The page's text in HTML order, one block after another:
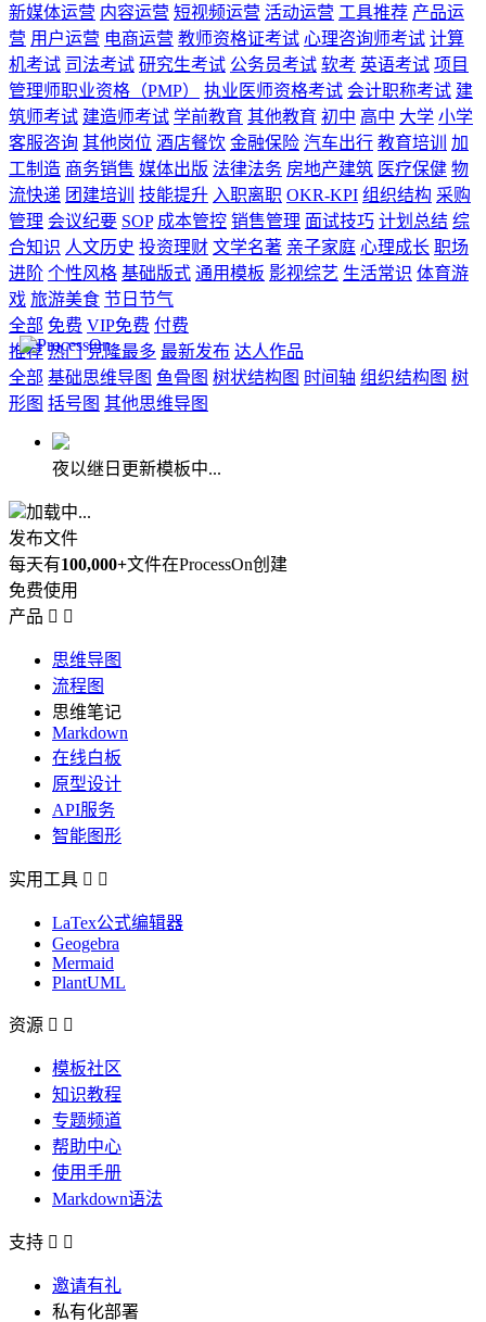
新媒体运营 内容运营 短视频运营 活动运营 工具推荐 产品运
营 用户运营 电商运营 教师资格证考试 心理咨询师考试 计算
机考试 司法考试 研究生考试 公务员考试 软考 英语考试 项目
管理师职业资格（PMP）
执业医师资格考试 会计职称考试 建
筑师考试 建造师考试 学前教育 其他教育 初中 高中 大学 小学
客服咨询 其他岗位 酒店餐饮 金融保险 汽车出行 教育培训
加
工制造 商务销售 媒体出版 法律法务 房地产建筑 医疗保健 物
流快递 团建培训 技能提升 入职离职 OKR-KPI 组织结构 采购
管理 会议纪要 SOP 成本管控 销售管理 面试技巧 计划总结 综
合知识 人文历史 投资理财 文学名著 亲子家庭 心理成长 职场
进阶 个性风格 基础版式 通用模板 影视综艺 生活常识 体育游
戏 旅游美食 节日节气
全部 免费 VIP免费 付费
推荐 热门 克隆最多 最新发布 达人作品
全部 基础思维导图 鱼骨图 树状结构图 时间轴 组织结构图 树
形图 括号图 其他思维导图
夜以继日更新模板中...
加载中...
发布文件
每天有100,000+文件在ProcessOn创建
免费使用
产品  
思维导图
流程图
思维笔记
Markdown
在线白板
原型设计
API服务
智能图形
实用工具  
LaTex公式编辑器
Geogebra
Mermaid
PlantUML
资源  
模板社区
知识教程
专题频道
帮助中心
使用手册
Markdown语法
支持  
邀请有礼
私有化部署